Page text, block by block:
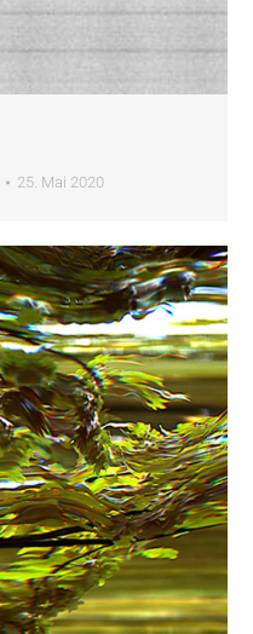
25. Mai 2020